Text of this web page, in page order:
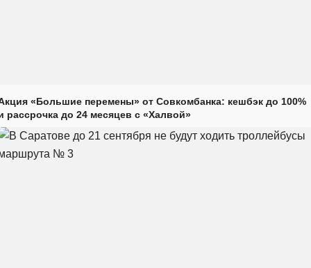
«Большие перемены» от Совкомбанка: кешбэк до 100%
рассрочка до 24 месяцев с «Халвой»